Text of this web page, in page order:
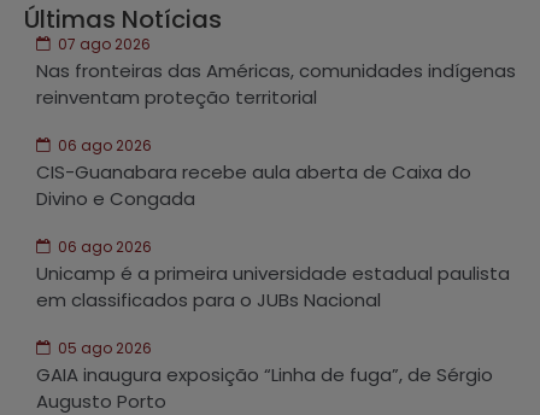
Últimas Notícias
07 ago 2026
Nas fronteiras das Américas, comunidades indígenas
reinventam proteção territorial
06 ago 2026
CIS-Guanabara recebe aula aberta de Caixa do
Divino e Congada
06 ago 2026
Unicamp é a primeira universidade estadual paulista
em classificados para o JUBs Nacional
05 ago 2026
GAIA inaugura exposição “Linha de fuga”, de Sérgio
Augusto Porto